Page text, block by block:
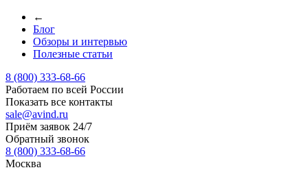
←
Блог
Обзоры и интервью
Полезные статьи
8 (800) 333-68-66
Работаем по всей России
Показать все контакты
sale@avind.ru
Приём заявок 24/7
Обратный звонок
8 (800) 333-68-66
Москва